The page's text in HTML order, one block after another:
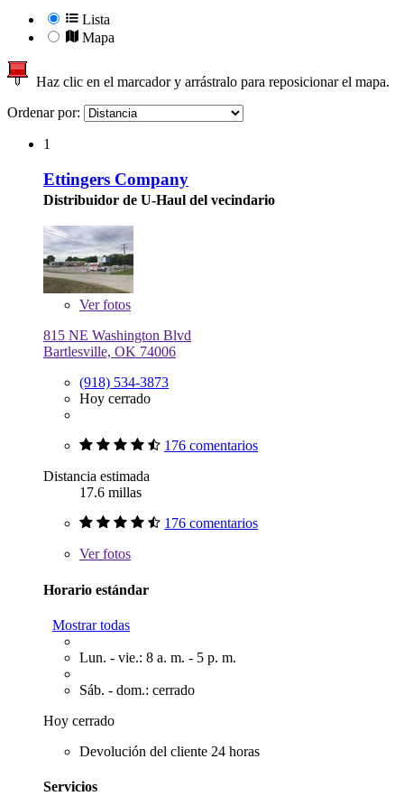
Lista
Mapa
Haz clic en el marcador y arrástralo para reposicionar el mapa.
Ordenar por:
1
Ettingers Company
Distribuidor de U-Haul del vecindario
Verfotos
815 NE Washington Blvd
Bartlesville, OK 74006
(918) 534-3873
Hoy cerrado
176 comentarios
Distancia estimada
17.6 millas
176 comentarios
Verfotos
Horario estándar
Mostrar todas
Lun. - vie.: 8 a. m. - 5 p. m.
Sáb. - dom.: cerrado
Hoy cerrado
Devolución del cliente 24 horas
Servicios